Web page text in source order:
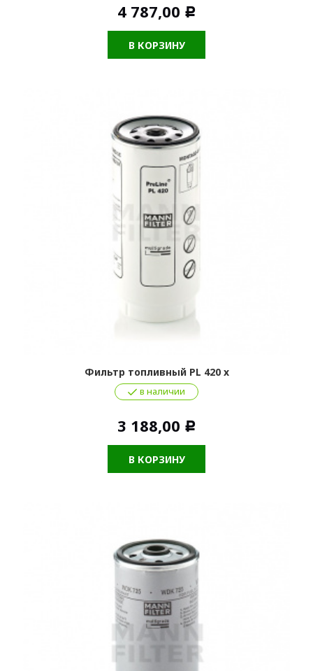
4 787,00 Р
В КОРЗИНУ
Фильтр топливный PL 420 x
в наличии
3 188,00 Р
В КОРЗИНУ